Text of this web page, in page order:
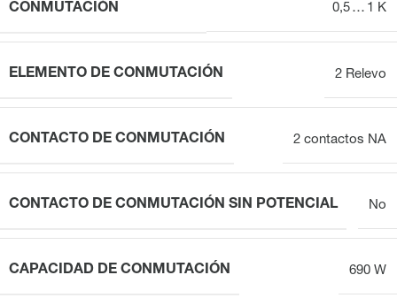
CONMUTACIÓN
0,5 … 1 K
ELEMENTO DE CONMUTACIÓN 2 Relevo
CONTACTO DE CONMUTACIÓN 2 contactos NA
CONTACTO DE CONMUTACIÓN SIN POTENCIAL No
CAPACIDAD DE CONMUTACIÓN 690 W